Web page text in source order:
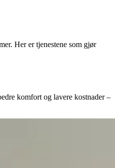
Her er tjenestene som gjør
komfort og lavere kostnader –